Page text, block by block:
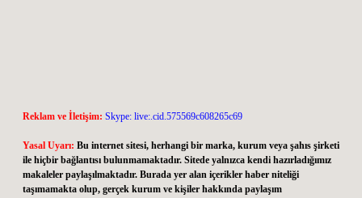
Reklam ve İletişim: Skype: live:.cid.575569c608265c69
Yasal Uyarı: Bu internet sitesi, herhangi bir marka, kurum veya şahıs şirketi
ile hiçbir bağlantısı bulunmamaktadır. Sitede yalnızca kendi hazırladığımız
makaleler paylaşılmaktadır. Burada yer alan içerikler haber niteliği
taşımamakta olup, gerçek kurum ve kişiler hakkında paylaşım